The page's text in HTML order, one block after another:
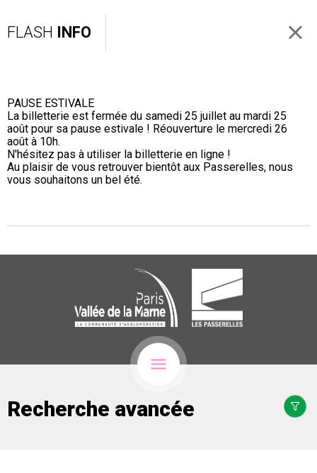
FLASH INFO
PAUSE ESTIVALE
La billetterie est fermée du samedi 25 juillet au mardi 25
août pour sa pause estivale ! Réouverture le mercredi 26
août à 10h.
N'hésitez pas à utiliser la billetterie en ligne !
Au plaisir de vous retrouver bientôt aux Passerelles, nous
vous souhaitons un bel été.
Recherche avancée